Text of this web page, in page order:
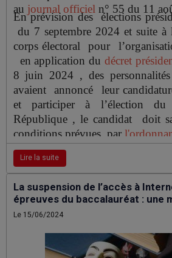
au journal officiel n° 55 du 11
En prévision des élections
du 7 septembre 2024 et suite à
corps électoral pour
en application du décret
8 juin 2024 , des
avaient annoncé leur
et participer à l’élection
République , le candidat doit
conditions prévues par
mars 2021 portant loi organique
électoral notamment déposer
40 jours qui suivent la
présidentiel portant convocation
une déclaration de candidature
de l’Autorité nationale
contre remise d’un récépissé .
être accompagnée d’un
Lire la suite
La suspension de l’accès à
épreuves du baccalauréat : une mesure
à la loi ?
Le 15/06/2024